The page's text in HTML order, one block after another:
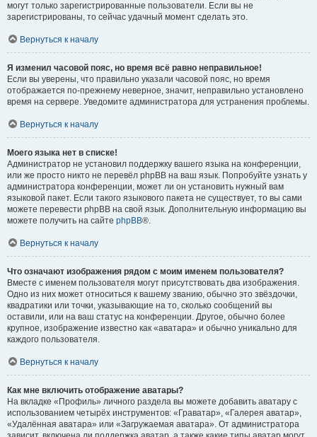
могут только зарегистрированные пользователи. Если вы не
зарегистрированы, то сейчас удачный момент сделать это.
Вернуться к началу
Я изменил часовой пояс, но время всё равно неправильное!
Если вы уверены, что правильно указали часовой пояс, но время
отображается по-прежнему неверное, значит, неправильно установлено
время на сервере. Уведомите администратора для устранения проблемы.
Вернуться к началу
Моего языка нет в списке!
Администратор не установил поддержку вашего языка на конференции,
или же просто никто не перевёл phpBB на ваш язык. Попробуйте узнать у
администратора конференции, может ли он установить нужный вам
языковой пакет. Если такого языкового пакета не существует, то вы сами
можете перевести phpBB на свой язык. Дополнительную информацию вы
можете получить на сайте phpBB®.
Вернуться к началу
Что означают изображения рядом с моим именем пользователя?
Вместе с именем пользователя могут присутствовать два изображения.
Одно из них может относиться к вашему званию, обычно это звёздочки,
квадратики или точки, указывающие на то, сколько сообщений вы
оставили, или на ваш статус на конференции. Другое, обычно более
крупное, изображение известно как «аватара» и обычно уникально для
каждого пользователя.
Вернуться к началу
Как мне включить отображение аватары?
На вкладке «Профиль» личного раздела вы можете добавить аватару с
использованием четырёх инструментов: «Граватар», «Галерея аватар»,
«Удалённая аватара» или «Загружаемая аватара». От администратора